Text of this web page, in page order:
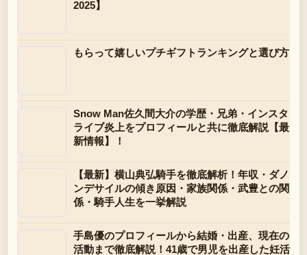
2025】
もらって嬉しいプチギフトランキングと選び方
Snow Man佐久間大介の学歴・兄弟・インスタ
ライブ炎上をプロフィールと共に徹底解説【最
新情報】！
【最新】横山典弘騎手を徹底解析！年収・ダノ
ンデサイルの傾き原因・家族関係・武豊との関
係・騎手人生を一挙解説
手島優のプロフィールから結婚・出産、現在の
活動まで徹底解説！41歳で男児を出産した妊活